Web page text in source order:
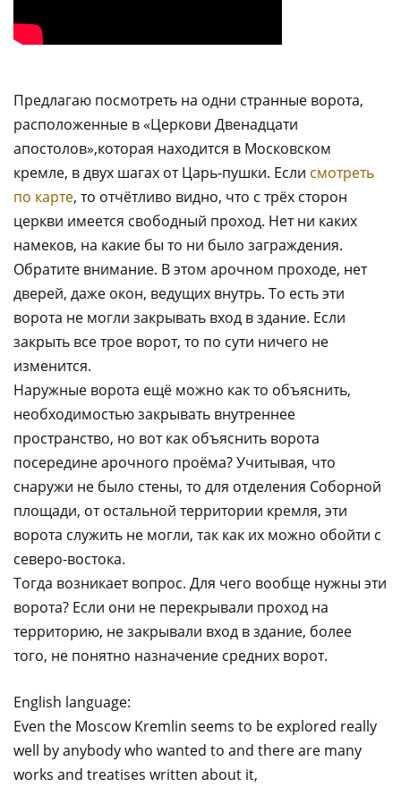
Предлагаю посмотреть на одни странные ворота,
расположенные в «Церкови Двенадцати
апостолов»,которая находится в Московском
кремле, в двух шагах от Царь-пушки. Если смотреть
по карте, то отчётливо видно, что с трёх сторон
церкви имеется свободный проход. Нет ни каких
намеков, на какие бы то ни было заграждения.
Обратите внимание. В этом арочном проходе, нет
дверей, даже окон, ведущих внутрь. То есть эти
ворота не могли закрывать вход в здание. Если
закрыть все трое ворот, то по сути ничего не
изменится.
Наружные ворота ещё можно как то объяснить,
необходимостью закрывать внутреннее
пространство, но вот как объяснить ворота
посередине арочного проёма? Учитывая, что
снаружи не было стены, то для отделения Соборной
площади, от остальной территории кремля, эти
ворота служить не могли, так как их можно обойти с
северо-востока.
Тогда возникает вопрос. Для чего вообще нужны эти
ворота? Если они не перекрывали проход на
территорию, не закрывали вход в здание, более
того, не понятно назначение средних ворот.
English language:
Even the Moscow Kremlin seems to be explored really
well by anybody who wanted to and there are many
works and treatises written about it,